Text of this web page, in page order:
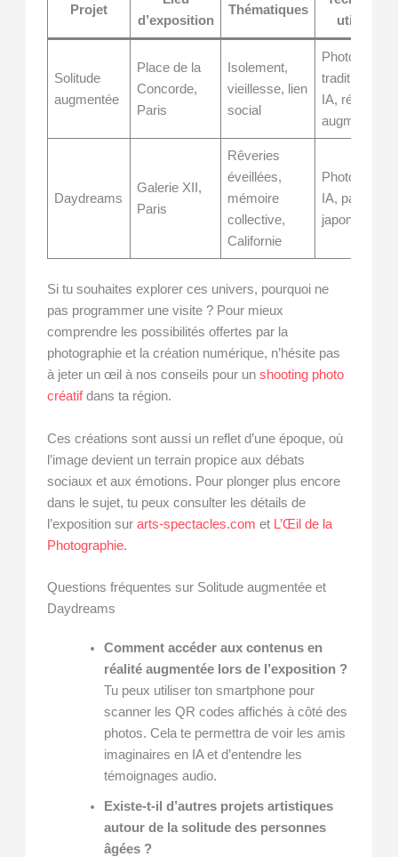
Projet
d’exposition
Thématiques
utilisées
Solitude
augmentée
Place de la
Concorde,
Paris
Isolement,
vieillesse, lien
social
Photographie
traditionnelle,
IA, réalité
augmentée
Daydreams
Galerie XII,
Paris
Rêveries
éveillées,
mémoire
collective,
Californie
IA, papier
japonais
Si tu souhaites explorer ces univers, pourquoi ne
pas programmer une visite ? Pour mieux
comprendre les possibilités offertes par la
photographie et la création numérique, n’hésite pas
à jeter un œil à nos conseils pour unshooting photo
créatifdans ta région.
Ces créations sont aussi un reflet d’une époque, où
l’image devient un terrain propice aux débats
sociaux et aux émotions. Pour plonger plus encore
dans le sujet, tu peux consulter les détails de
l’exposition surarts-spectacles.com et L’Œil de la
Photographie.
Questions fréquentes sur Solitude augmentée et
Daydreams
Comment accéder aux contenus en
réalité augmentée lors de l’exposition ?
Tu peux utiliser ton smartphone pour
scanner les QR codes affichés à côté des
photos. Cela te permettra de voir les amis
imaginaires en IA et d’entendre les
témoignages audio.
Existe-t-il d’autres projets artistiques
autour de la solitude des personnes
âgées ?